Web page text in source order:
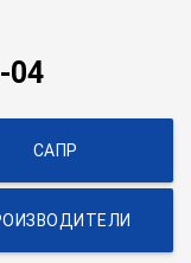
04
САПР